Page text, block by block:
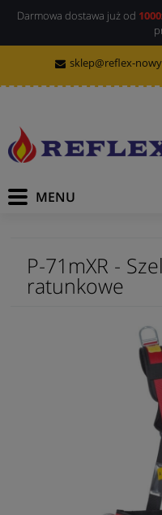
Darmowa dostawa już od
sklep@reflex-
P-71mXR -
ratunkowe